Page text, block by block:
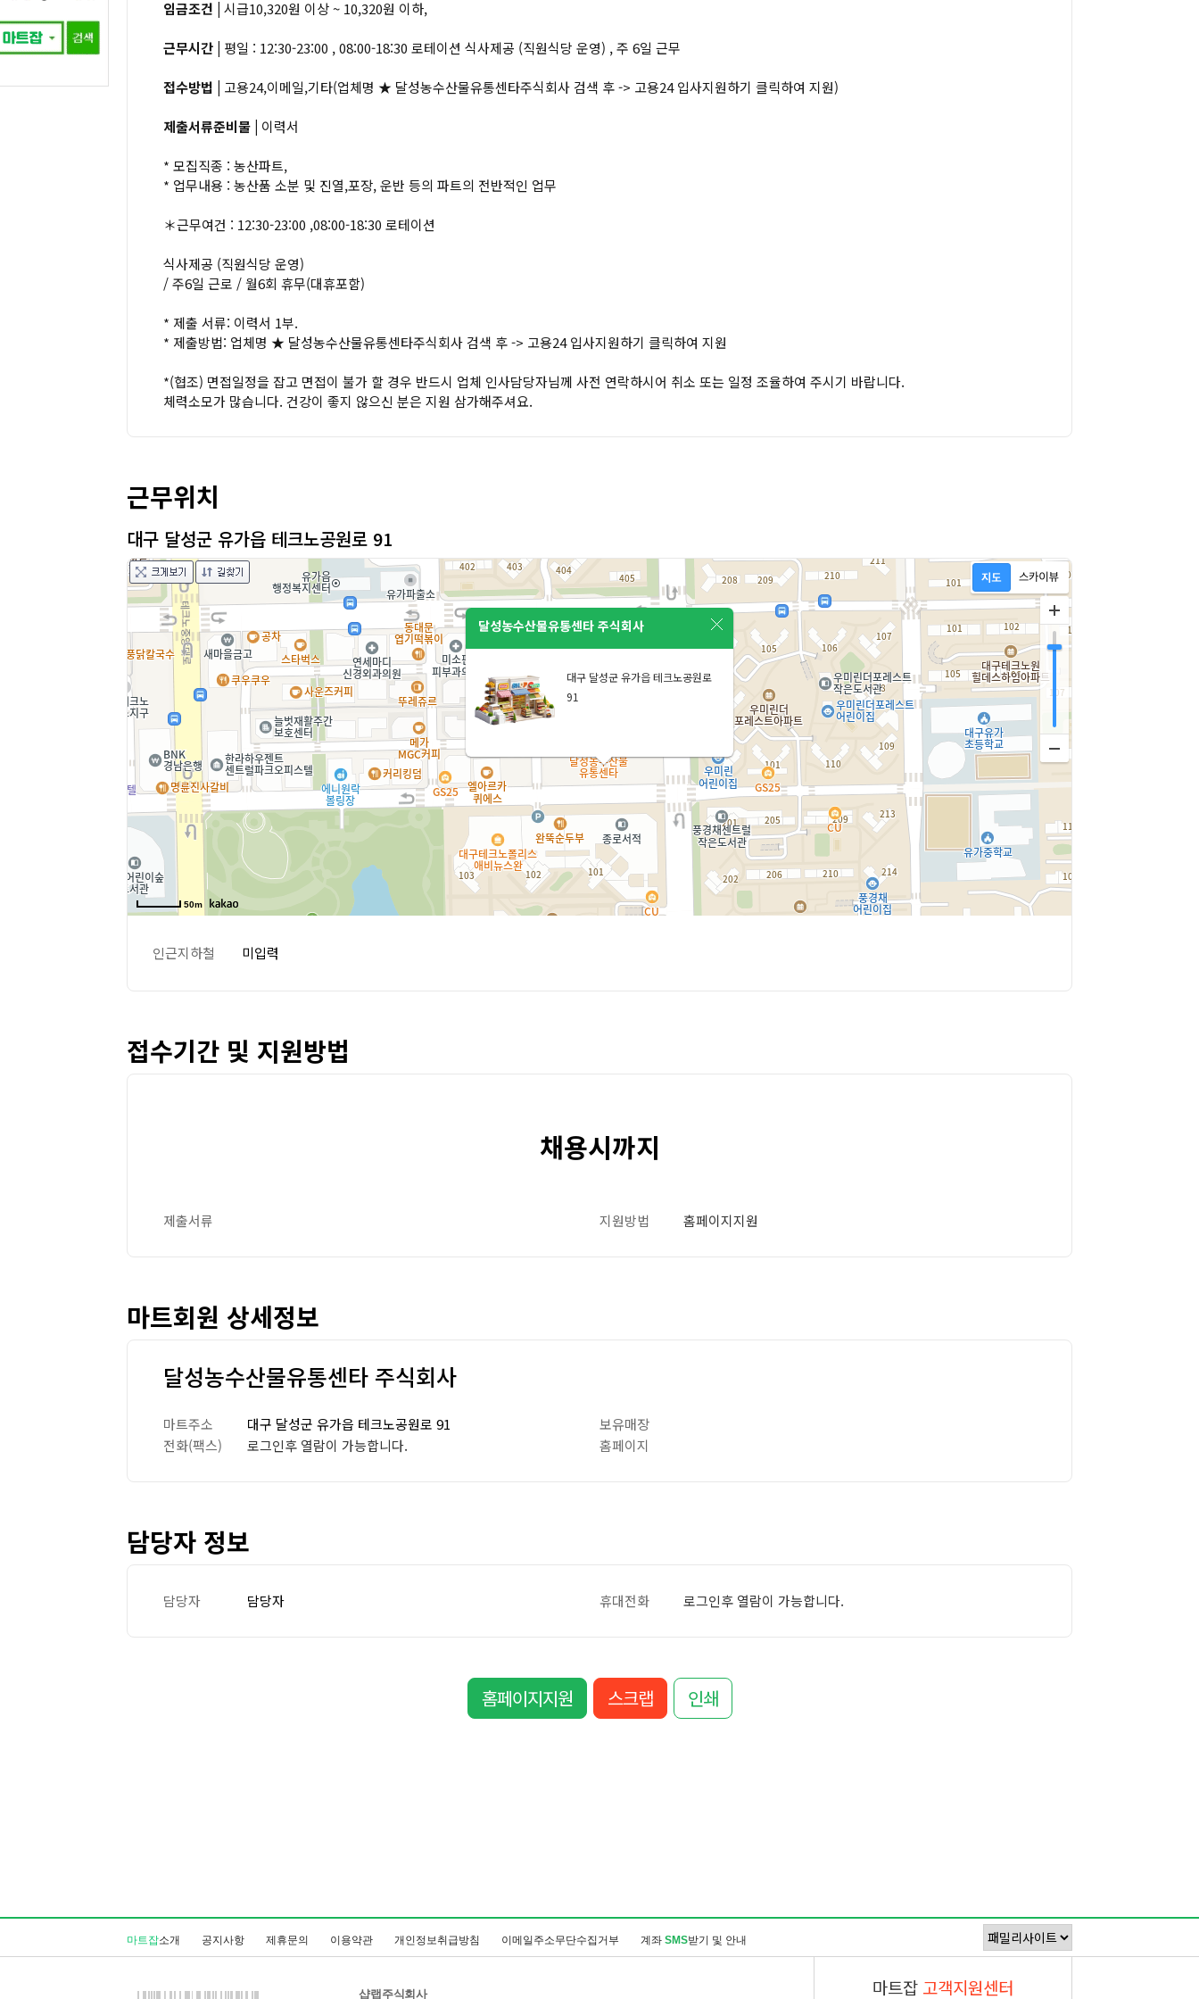
임금조건 | 시급10,320원 이상 ~ 10,320원 이하,
근무시간 | 평일 : 12:30-23:00 , 08:00-18:30 로테이션 식사제공 (직원식당 운영) , 주 6일 근무
접수방법 | 고용24,이메일,기타(업체명 ★ 달성농수산물유통센타주식회사 검색 후 -> 고용24 입사지원하기 클릭하여 지원)
제출서류준비물 | 이력서
* 모집직종 : 농산파트,
* 업무내용 : 농산품 소분 및 진열,포장, 운반 등의 파트의 전반적인 업무
＊근무여건 : 12:30-23:00 ,08:00-18:30 로테이션
식사제공 (직원식당 운영)
/ 주6일 근로 / 월6회 휴무(대휴포함)
* 제출 서류: 이력서 1부.
* 제출방법: 업체명 ★ 달성농수산물유통센타주식회사 검색 후 -> 고용24 입사지원하기 클릭하여 지원
*(협조) 면접일정을 잡고 면접이 불가 할 경우 반드시 업체 인사담당자님께 사전 연락하시어 취소 또는 일정 조율하여 주시기 바랍니다.
체력소모가 많습니다. 건강이 좋지 않으신 분은 지원 삼가해주셔요.
근무위치
대구 달성군 유가읍 테크노공원로 91
달성농수산물유통센타 주식회사
대구 달성군 유가읍 테크노공원로
91
50m
인근지하철 미입력
접수기간 및 지원방법
채용시까지
제출서류 지원방법 홈페이지지원
마트회원 상세정보
달성농수산물유통센타 주식회사
마트주소 대구 달성군 유가읍 테크노공원로 91
보유매장
전화(팩스)
로그인후 열람이 가능합니다. 홈페이지
담당자 정보
담당자 담당자 휴대전화 로그인후 열람이 가능합니다.
홈페이지지원 스크랩 인쇄
마트잡소개 공지사항 제휴문의 이용약관 개인정보취급방침 이메일주소무단수집거부 계좌 SMS받기 및 안내
샵랩주식회사 마트잡 고객지원센터